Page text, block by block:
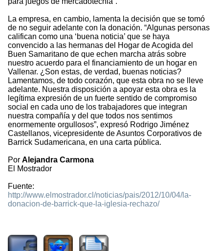
La empresa, en cambio, lamenta la decisión que se tomó
de no seguir adelante con la donación. “Algunas personas
califican como una ‘buena noticia’ que se haya
convencido a las hermanas del Hogar de Acogida del
Buen Samaritano de que echen marcha atrás sobre
nuestro acuerdo para el financiamiento de un hogar en
Vallenar. ¿Son estas, de verdad, buenas noticias?
Lamentamos, de todo corazón, que esta obra no se lleve
adelante. Nuestra disposición a apoyar esta obra es la
legítima expresión de un fuerte sentido de compromiso
social en cada uno de los trabajadores que integran
nuestra compañía y del que todos nos sentimos
enormemente orgullosos”, expresó Rodrigo Jiménez
Castellanos, vicepresidente de Asuntos Corporativos de
Barrick Sudamericana, en una carta pública.
Por Alejandra Carmona
El Mostrador
Fuente:
http://www.elmostrador.cl/noticias/pais/2012/10/04/la-
donacion-de-barrick-que-la-iglesia-rechazo/